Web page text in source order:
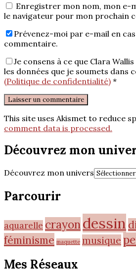
Enregistrer mon nom, mon e-
le navigateur pour mon prochain
Prévenez-moi par e-mail en
commentaire.
Je consens à ce que Clara
les données que je soumets dans
(Politique de confidentialité) *
This site uses Akismet to reduce
comment data is processed.
Découvrez mon
Découvrez mon univers
Parcourir
aquarelle crayondessin
féminisme maquette musique
Mes Réseaux